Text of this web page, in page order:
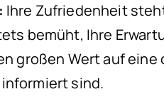
Ihre Zufriedenheit
bemüht, Ihre
großen Wert auf
sind.